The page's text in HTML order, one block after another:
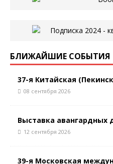
БЛИЖАЙШИЕ СОБЫТИЯ
37-я Китайская
08 сентября 2026
Выставка авангардных
12 сентября 2026
39-я Московская